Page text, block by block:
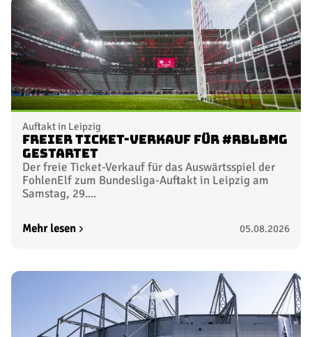
Auftakt in Leipzig
Freier Ticket-Verkauf für #RBLBMG
gestartet
Der freie Ticket-Verkauf für das Auswärtsspiel der
FohlenElf zum Bundesliga-Auftakt in Leipzig am
Samstag, 29....
Mehr lesen 05.08.2026